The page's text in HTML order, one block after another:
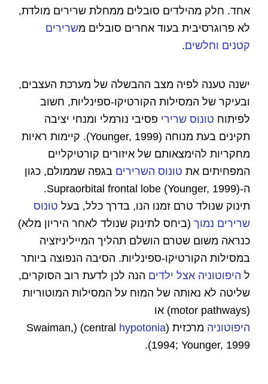
אחד. חלק מהילדים סובלים ממחלת שרירים מולדת,
לא פרוגרסיבית בעוד אחרים סובלים משרירים
קטנים וחלשים.
ישנה טענה לפיה מצב ההבשלה של מערכת העצבים,
ובעיקר של המסילות הקורטיקו-ספינליות, חשוב
לפיתוח טונוס שרירי פסיבי נורמלי ומנחי יציבה
תקינים בעת מנוחה (Younger, 1999). קיימות ראיות
מחקריות להימצאותם של איזורים קורטיקליים
המפחיתים את טונוס השרירים בגפה שממולם, כגון
ה-Supraorbital frontal lobe (Younger, 1999).
תינוק שנולד טרם זמנו הנו, בדרך כלל, בעל טונוס
שרירים נמוך (ביחס לתינוק שנולד לאחר היריון מלא)
כנראה משום שטרם הושלם תהליך המייליניזציה
במסילות הקורטיקו-ספינליות. הסיבה הנפוצה ביותר
ל היפוטוניה אצל ילדים הנה לכן לדעת רוב הסוקרים,
שליטה לא נאותה של המוח על המסילות המוטוריות
(motor pathways) או
היפוטוניה מרכזית (centralhypotonia
) (Swaiman,
1994; Younger, 1999).